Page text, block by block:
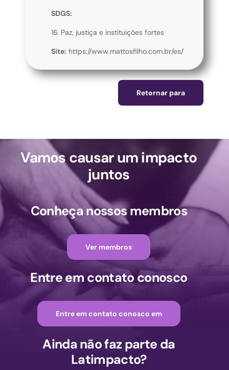
SDGS:
16. Paz, justiça e instituições fortes
Site: https://www.mattosfilho.com.br/es/
Retornar para
Vamos causar um impacto
juntos
Conheça nossos membros
Ver membros
Entre em contato conosco
Entre em contato conosco em
Ainda não faz parte da
Latimpacto?